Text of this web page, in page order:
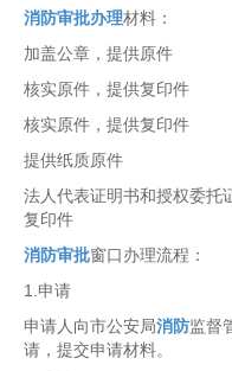
消防审批办理材料：
加盖公章，提供原件
核实原件，提供复印件
核实原件，提供复印件
提供纸质原件
法人代表证明书和授权委托
复印件
消防审批窗口办理流程：
1.申请
申请人向市公安局消防监督
请，提交申请材料。